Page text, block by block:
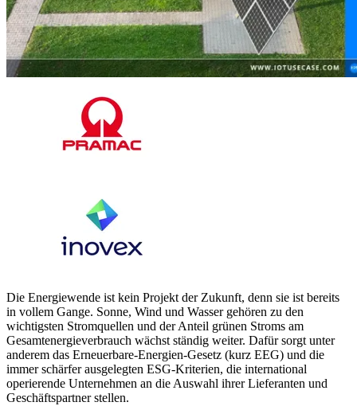
Die Energiewende ist kein Projekt der Zukunft, denn sie ist bereits
in vollem Gange. Sonne, Wind und Wasser gehören zu den
wichtigsten Stromquellen und der Anteil grünen Stroms am
Gesamtenergieverbrauch wächst ständig weiter. Dafür sorgt unter
anderem das Erneuerbare-Energien-Gesetz (kurz EEG) und die
immer schärfer ausgelegten ESG-Kriterien, die international
operierende Unternehmen an die Auswahl ihrer Lieferanten und
Geschäftspartner stellen.